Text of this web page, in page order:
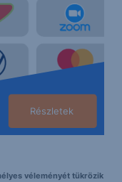
Részletek
véleményét tükrözik